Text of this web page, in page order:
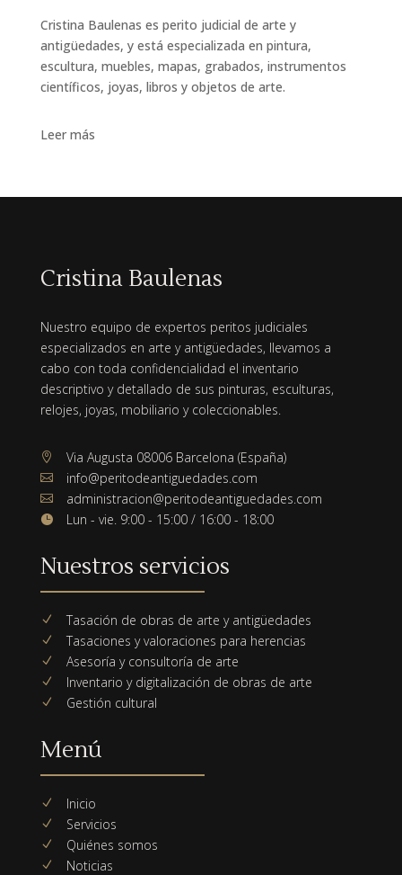
Cristina Baulenas es perito judicial de arte y
antigüedades, y está especializada en pintura,
escultura, muebles, mapas, grabados, instrumentos
científicos, joyas, libros y objetos de arte.
Leer más
Cristina Baulenas
Nuestro equipo de expertos peritos judiciales
especializados en arte y antigüedades, llevamos a
cabo con toda confidencialidad el inventario
descriptivo y detallado de sus pinturas, esculturas,
relojes, joyas, mobiliario y coleccionables.
 Via Augusta 08006 Barcelona (España)
 info@peritodeantiguedades.com
 administracion@peritodeantiguedades.com
 Lun - vie. 9:00 - 15:00 / 16:00 - 18:00
Nuestros servicios
N Tasación de obras de arte y antigüedades
N Tasaciones y valoraciones para herencias
N Asesoría y consultoría de arte
N Inventario y digitalización de obras de arte
N Gestión cultural
Menú
N Inicio
N Servicios
N Quiénes somos
N Noticias